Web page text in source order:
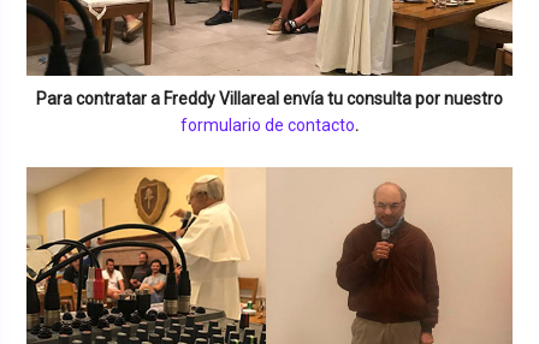
Para contratar a Freddy Villareal envía tu consulta por nuestro
formulario de contacto.